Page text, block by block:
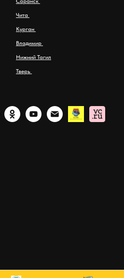
Чита
Курган
Владимир
Нижний Тагил
Тверь